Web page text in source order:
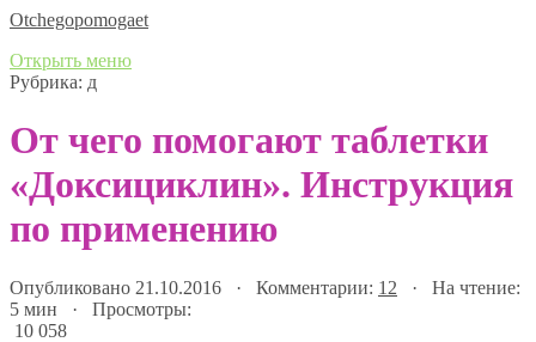
Оtchegopomogaet
Открыть меню
Рубрика: д
От чего помогают таблетки
«Доксициклин». Инструкция
по применению
Опубликовано 21.10.2016 · Комментарии: 12 · На чтение:
5 мин · Просмотры:
10 058